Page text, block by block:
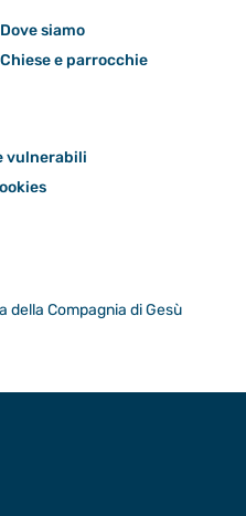
Dove siamo
Chiese e parrocchie
vulnerabili
Compagnia di Gesù